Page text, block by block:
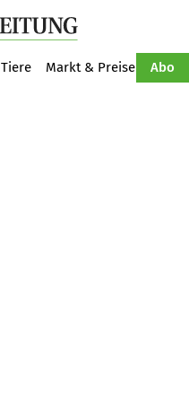
Tiere Markt & Preise Abo